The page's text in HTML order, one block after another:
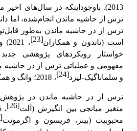
2013).
باوجوداینکه در سال‌های اخیر
ترس از حاشیه ماندن انجام‌شده، اما
ترس از در حاشیه ماندن به‌طور
است (تاندون و همکاران[23]
،
خواستار رویکردهای پژوهشی
مفهومی و عملیاتی ترس از در حاشیه
و سلماناگیک-لیزد[24]، 2018؛ وانگ و
ترس از در حاشیه ماندن در
متغیر میانجی بین انگیزش (آلت[26]
محبوبیت (بینز، فریسون و اگرمونت